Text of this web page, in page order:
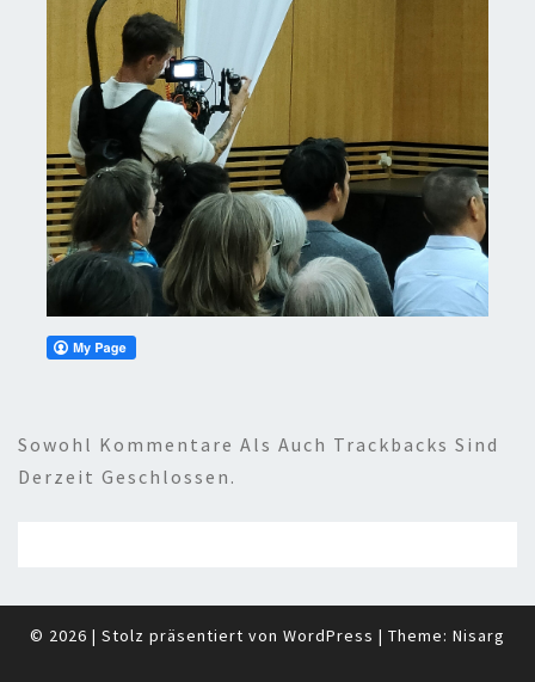
Sowohl Kommentare Als Auch Trackbacks Sind
Derzeit Geschlossen.
© 2026 | Stolz präsentiert von WordPress | Theme: Nisarg